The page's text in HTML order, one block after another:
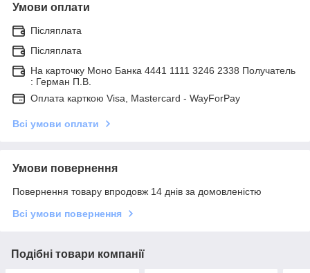
Умови оплати
Післяплата
Післяплата
На карточку Моно Банка 4441 1111 3246 2338 Получатель
: Герман П.В.
Оплата карткою Visa, Mastercard - WayForPay
Всі умови оплати
Умови повернення
Повернення товару впродовж 14 днів за домовленістю
Всі умови повернення
Подібні товари компанії